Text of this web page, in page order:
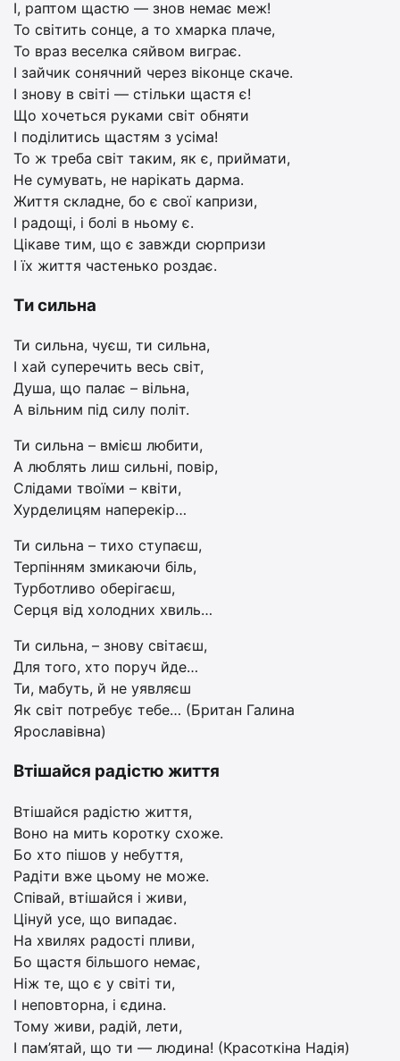
І, раптом щастю — знов немає меж!
То світить сонце, а то хмарка плаче,
То враз веселка сяйвом виграє.
І зайчик сонячний через віконце скаче.
І знову в світі — стільки щастя є!
Що хочеться руками світ обняти
І поділитись щастям з усіма!
То ж треба світ таким, як є, приймати,
Не сумувать, не нарікать дарма.
Життя складне, бо є свої капризи,
І радощі, і болі в ньому є.
Цікаве тим, що є завжди сюрпризи
І їх життя частенько роздає.
Ти сильна
Ти сильна, чуєш, ти сильна,
І хай суперечить весь світ,
Душа, що палає – вільна,
А вільним під силу політ.
Ти сильна – вмієш любити,
А люблять лиш сильні, повір,
Слідами твоїми – квіти,
Хурделицям наперекір…
Ти сильна – тихо ступаєш,
Терпінням змикаючи біль,
Турботливо оберігаєш,
Серця від холодних хвиль…
Ти сильна, – знову світаєш,
Для того, хто поруч йде…
Ти, мабуть, й не уявляєш
Як світ потребує тебе… (Британ Галина
Ярославівна)
Втішайся радістю життя
Втішайся радістю життя,
Воно на мить коротку схоже.
Бо хто пішов у небуття,
Радіти вже цьому не може.
Співай, втішайся і живи,
Цінуй усе, що випадає.
На хвилях радості пливи,
Бо щастя більшого немає,
Ніж те, що є у світі ти,
І неповторна, і єдина.
Тому живи, радій, лети,
І пам’ятай, що ти — людина! (Красоткіна Надія)